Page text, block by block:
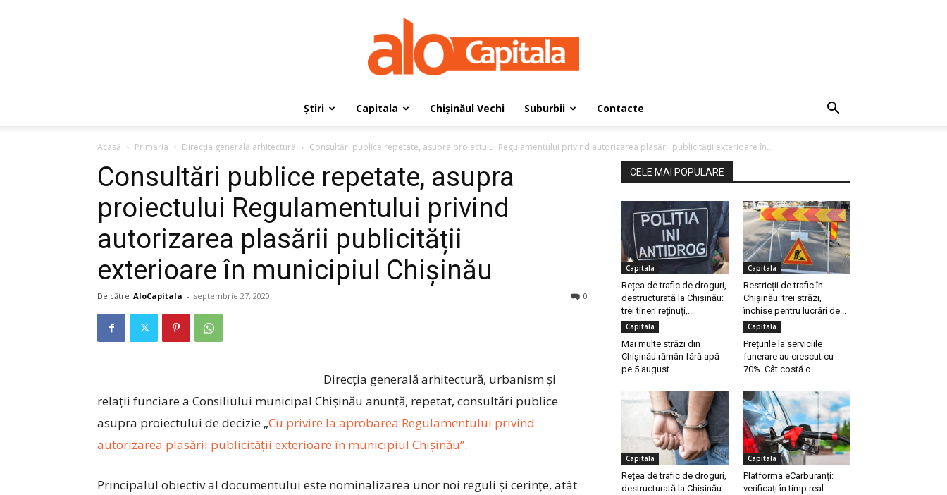
Știri Capitala Chișinăul Vechi Suburbii Contacte
Acasă Primăria Direcţia generală arhitectură Consultări publice repetate, asupra proiectului Regulamentului privind autorizarea plasării publicității exterioare în...
Consultări publice repetate, asupra
proiectului Regulamentului privind
autorizarea plasării publicității
exterioare în municipiul Chișinău
De către AloCapitala - septembrie 27, 2020 0
Direcția generală arhitectură, urbanism și
relații funciare a Consiliului municipal Chișinău anunță, repetat, consultări publice
asupra proiectului de decizie „Cu privire la aprobarea Regulamentului privind
autorizarea plasării publicității exterioare în municipiul Chișinău”.
Principalul obiectiv al documentului este nominalizarea unor noi reguli şi cerinţe, atât
CELE MAI POPULARE
Capitala
Rețea de trafic de droguri,
destructurată la Chișinău:
trei tineri reținuți,...
Capitala
Restricții de trafic în
Chișinău: trei străzi,
închise pentru lucrări de...
Capitala
Mai multe străzi din
Chișinău rămân fără apă
pe 5 august...
Capitala
Prețurile la serviciile
funerare au crescut cu
70%. Cât costă o...
Capitala
Rețea de trafic de droguri,
destructurată la Chișinău:
Capitala
Platforma eCarburanți:
verificați în timp real